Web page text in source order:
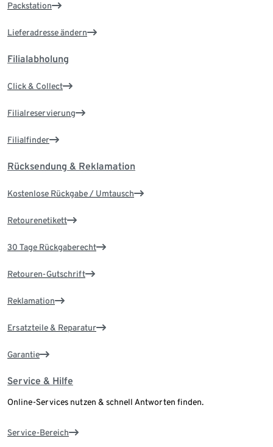
Packstation
Lieferadresse ändern
Filialabholung
Click & Collect
Filialreservierung
Filialfinder
Rücksendung & Reklamation
Kostenlose Rückgabe / Umtausch
Retourenetikett
30 Tage Rückgaberecht
Retouren-Gutschrift
Reklamation
Ersatzteile & Reparatur
Garantie
Service & Hilfe
Online-Services nutzen & schnell Antworten finden.
Service-Bereich